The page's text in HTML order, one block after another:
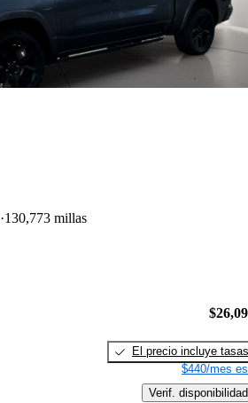
130,773 millas
El precio incluye tasas
$440/mes
Verif. disponibilidad